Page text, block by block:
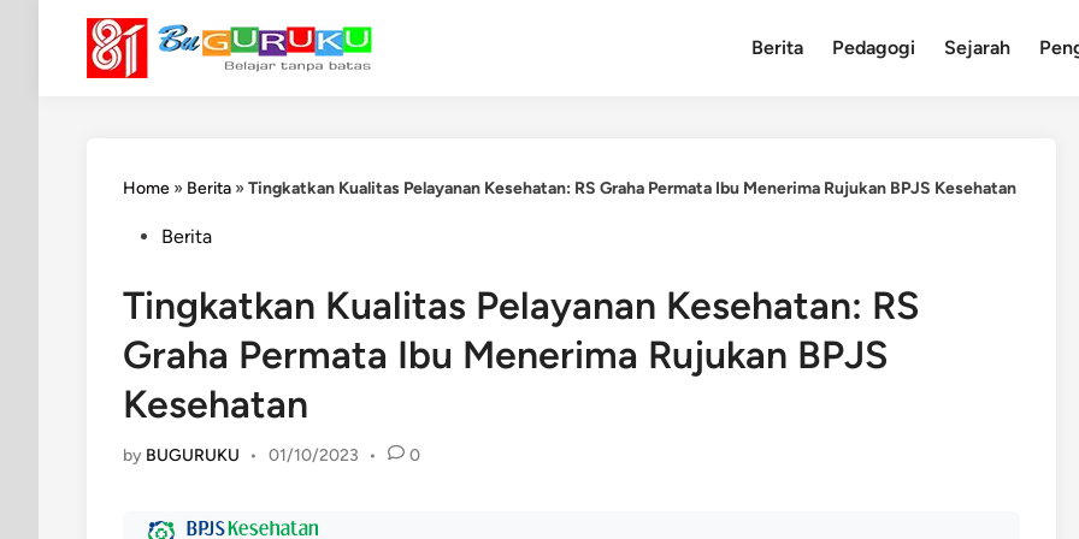
content
Berita Pedagogi Sejarah
Home » Berita »Tingkatkan Kualitas Pelayanan Kesehatan: RS Graha Permata Ibu Menerima Rujukan BPJS Kesehatan
PostedBerita
Tingkatkan Kualitas Pelayanan Kesehatan: RS
Graha Permata Ibu Menerima Rujukan BPJS
Kesehatan
by BUGURUKU • 01/10/2023 • 0